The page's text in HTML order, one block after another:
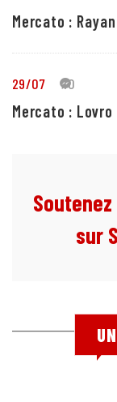
Mercato :
29/07 10
Mercato :
sur